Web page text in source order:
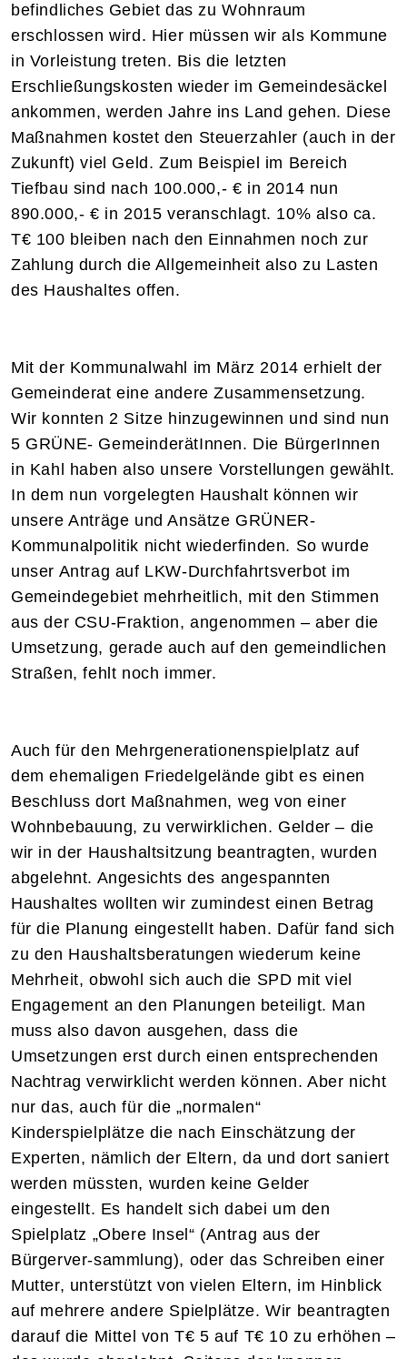
befindliches Gebiet das zu Wohnraum
erschlossen wird. Hier müssen wir als Kommune
in Vorleistung treten. Bis die letzten
Erschließungskosten wieder im Gemeindesäckel
ankommen, werden Jahre ins Land gehen. Diese
Maßnahmen kostet den Steuerzahler (auch in der
Zukunft) viel Geld. Zum Beispiel im Bereich
Tiefbau sind nach 100.000,- € in 2014 nun
890.000,- € in 2015 veranschlagt. 10% also ca.
T€ 100 bleiben nach den Einnahmen noch zur
Zahlung durch die Allgemeinheit also zu Lasten
des Haushaltes offen.
Mit der Kommunalwahl im März 2014 erhielt der
Gemeinderat eine andere Zusammensetzung.
Wir konnten 2 Sitze hinzugewinnen und sind nun
5 GRÜNE- GemeinderätInnen. Die BürgerInnen
in Kahl haben also unsere Vorstellungen gewählt.
In dem nun vorgelegten Haushalt können wir
unsere Anträge und Ansätze GRÜNER-
Kommunalpolitik nicht wiederfinden. So wurde
unser Antrag auf LKW-Durchfahrtsverbot im
Gemeindegebiet mehrheitlich, mit den Stimmen
aus der CSU-Fraktion, angenommen – aber die
Umsetzung, gerade auch auf den gemeindlichen
Straßen, fehlt noch immer.
Auch für den Mehrgenerationenspielplatz auf
dem ehemaligen Friedelgelände gibt es einen
Beschluss dort Maßnahmen, weg von einer
Wohnbebauung, zu verwirklichen. Gelder – die
wir in der Haushaltsitzung beantragten, wurden
abgelehnt. Angesichts des angespannten
Haushaltes wollten wir zumindest einen Betrag
für die Planung eingestellt haben. Dafür fand sich
zu den Haushaltsberatungen wiederum keine
Mehrheit, obwohl sich auch die SPD mit viel
Engagement an den Planungen beteiligt. Man
muss also davon ausgehen, dass die
Umsetzungen erst durch einen entsprechenden
Nachtrag verwirklicht werden können. Aber nicht
nur das, auch für die „normalen“
Kinderspielplätze die nach Einschätzung der
Experten, nämlich der Eltern, da und dort saniert
werden müssten, wurden keine Gelder
eingestellt. Es handelt sich dabei um den
Spielplatz „Obere Insel“ (Antrag aus der
Bürgerver-sammlung), oder das Schreiben einer
Mutter, unterstützt von vielen Eltern, im Hinblick
auf mehrere andere Spielplätze. Wir beantragten
darauf die Mittel von T€ 5 auf T€ 10 zu erhöhen –